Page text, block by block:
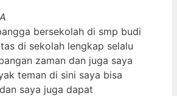
bersekolah di smp budi
di sekolah lengkap selalu
zaman dan juga saya
teman di sini saya bisa
saya juga dapat